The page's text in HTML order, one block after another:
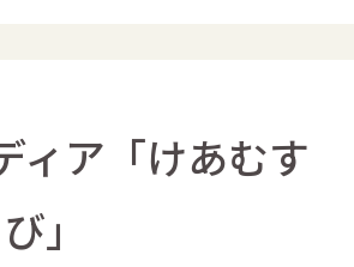
ィア「けあむす
び」